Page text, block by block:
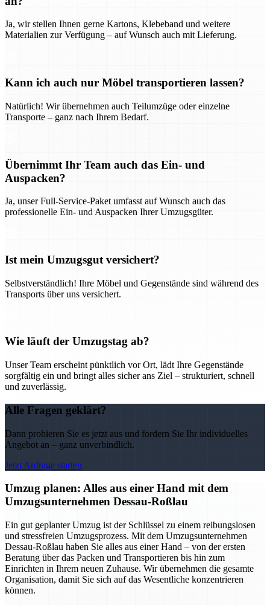
Ja, wir stellen Ihnen gerne Kartons, Klebeband und weitere
Materialien zur Verfügung – auf Wunsch auch mit Lieferung.
Kann ich auch nur Möbel transportieren lassen?
Natürlich! Wir übernehmen auch Teilumzüge oder einzelne
Transporte – ganz nach Ihrem Bedarf.
Übernimmt Ihr Team auch das Ein- und
Auspacken?
Ja, unser Full-Service-Paket umfasst auf Wunsch auch das
professionelle Ein- und Auspacken Ihrer Umzugsgüter.
Ist mein Umzugsgut versichert?
Selbstverständlich! Ihre Möbel und Gegenstände sind während des
Transports über uns versichert.
Wie läuft der Umzugstag ab?
Unser Team erscheint pünktlich vor Ort, lädt Ihre Gegenstände
sorgfältig ein und bringt alles sicher ans Ziel – strukturiert, schnell
und zuverlässig.
Alle Fragen geklärt?
Dann probieren Sie es jetzt aus und fordern Sie Ihr individuelles
Angebot an – ganz unverbindlich.
Jetzt Anfrage starten
Umzug planen: Alles aus einer Hand mit dem
Umzugsunternehmen Dessau-Roßlau
Ein gut geplanter Umzug ist der Schlüssel zu einem reibungslosen
und stressfreien Umzugsprozess. Mit dem Umzugsunternehmen
Dessau-Roßlau haben Sie alles aus einer Hand – von der ersten
Beratung über das Packen und Transportieren bis hin zum
Einrichten in Ihrem neuen Zuhause. Wir übernehmen die gesamte
Organisation, damit Sie sich auf das Wesentliche konzentrieren
können.